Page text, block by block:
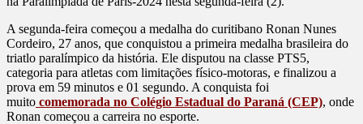
A segunda-feira começou a medalha do curitibano Ronan Nunes
Cordeiro, 27 anos, que conquistou a primeira medalha brasileira do
triatlo paralímpico da história. Ele disputou na classe PTS5,
categoria para atletas com limitações físico-motoras, e finalizou a
prova em 59 minutos e 01 segundo. A conquista foi
muito comemorada no Colégio Estadual do Paraná (CEP), onde
Ronan começou a carreira no esporte.